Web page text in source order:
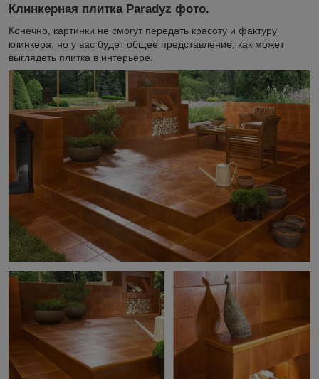
Клинкерная плитка Paradyz фото.
Конечно, картинки не смогут передать красоту и фактуру
клинкера, но у вас будет общее представление, как может
выглядеть плитка в интерьере.